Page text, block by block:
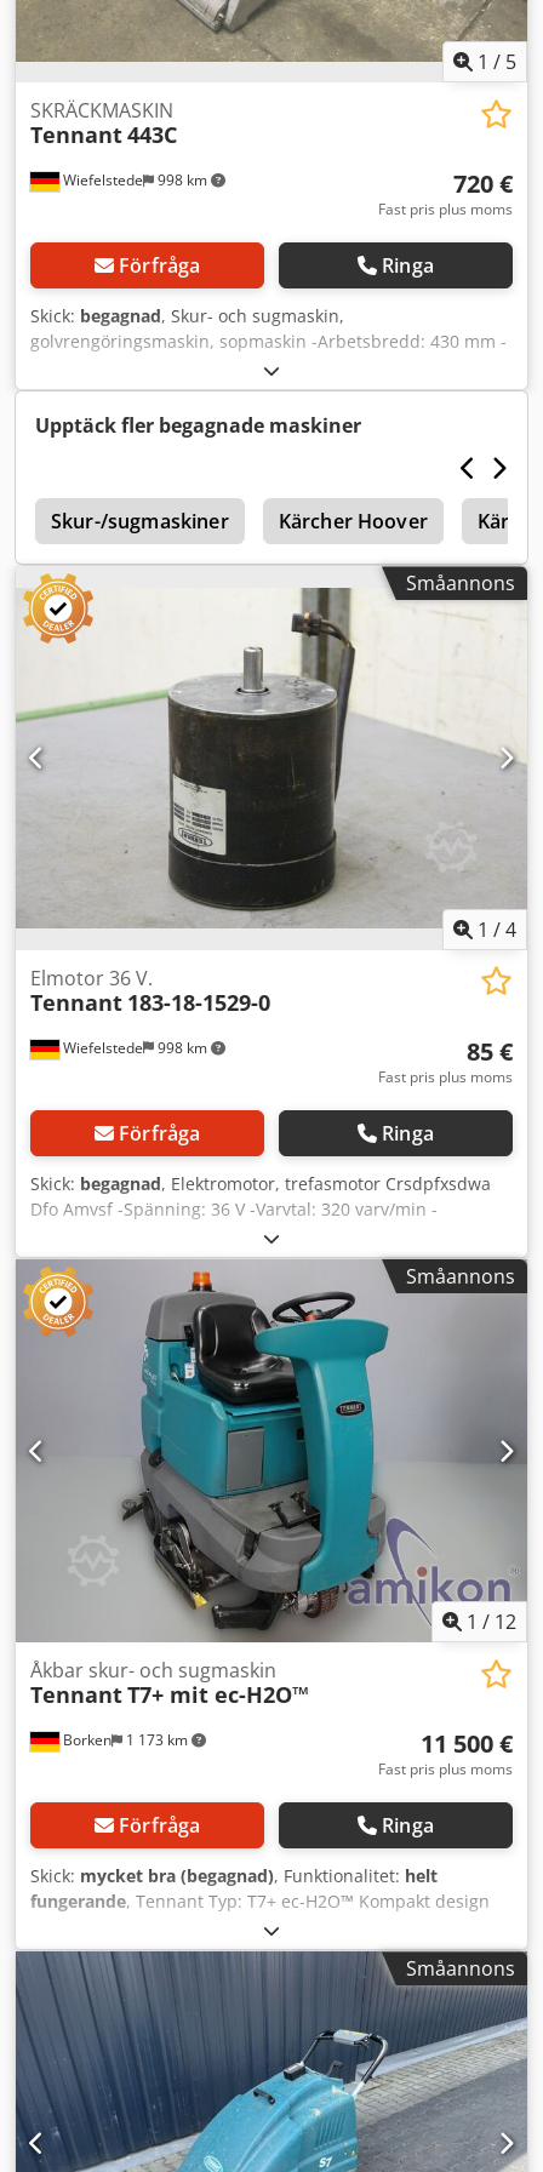
1 / 5
Wiefelstede 998 km
SKRÄCKMASKIN
Tennant443C
720 €
Fast pris plus moms
Förfråga Ringa
Skick: begagnad, Skur- och sugmaskin,
golvrengöringsmaskin, sopmaskin -Arbetsbredd: 430 mm -
Mått: 530/760/H860 mm -Vikt: 50 kg Cedpfxedtcrij Amvorf
Upptäck fler begagnade maskiner
Skur-/sugmaskiner Kärcher Hoover
Småannons
1 /4
Wiefelstede 998 km
Elmotor 36 V.
Tennant 183-18-1529-0
85 €
Fast pris plus moms
Förfråga Ringa
Skick: begagnad, Elektromotor, trefasmotor Crsdpfxsdwa
Dfo Amvsf -Spänning: 36 V -Varvtal: 320 varv/min -
Axeldiameter: 19 x 40 mm -Mått: Ø 167/H199 mm -Vikt: 16
kg
Småannons
1 / 12
Borken 1 173 km
Åkbar skur- och sugmaskin
TennantT7+ mit ec-H2O™
11 500 €
Fast pris plus moms
Förfråga Ringa
Skick: mycket bra (begagnad), Funktionalitet: helt
fungerande, Tennant Typ: T7+ ec-H2O™ Kompakt design
med hög manövrerbarhet Produktbeskrivning: Effektiv och
bekväm rengöring av hårda golv: med den batteridrivna
Tennant åkbara skur-/sugmaskinen T7+. Tack vare den
kompakta konstruktionen är maskinen idealisk för
utrymmen mellan och smala gångar. Den valbara ec-H2O-
NanoClean-teknologin ger minskad vatten- och
rengöringsmedelsförbrukning. Kompakt design – idealisk
för gångar och hissar Klart siktfält och enkel kontrollpanel
Optimal vattensugning – inga rengöringsmedelsrester
Valbar ec-H2O-Clean-teknik för minskad förbrukning av
Småannons